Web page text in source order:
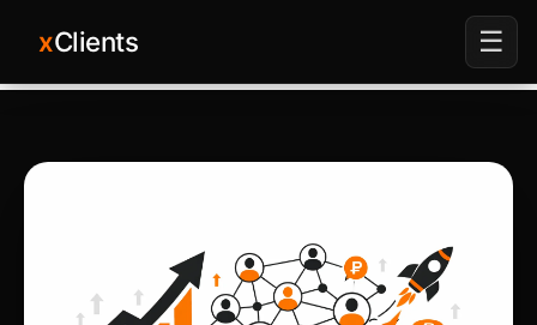
xClients ☰